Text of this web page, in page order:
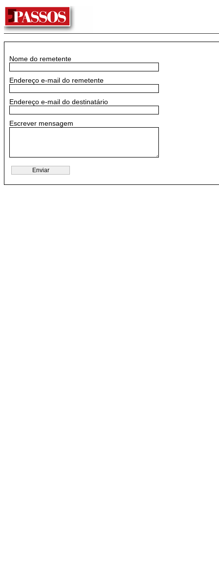
Nome do remetente
Endereço e-mail do remetente
Endereço e-mail do destinatário
Escrever mensagem